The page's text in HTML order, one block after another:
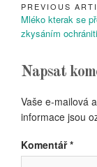
Navigace
pro
PREVIOUS
Previous
Article:
Mléko kterak se
zkysáním
Napsat
Vaše e-mailová
informace jsou
Komentář*